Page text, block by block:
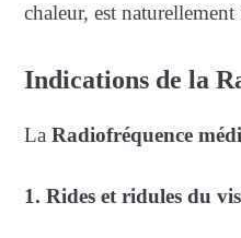
chaleur, est
Indications de la
La Radiofréquence
1. Rides et ridules du